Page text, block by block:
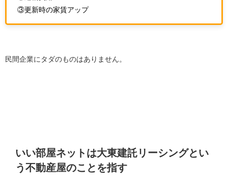
③更新時の家賃アップ
民間企業にタダのものはありません。
いい部屋ネットは大東建託リーシングとい
う不動産屋のことを指す